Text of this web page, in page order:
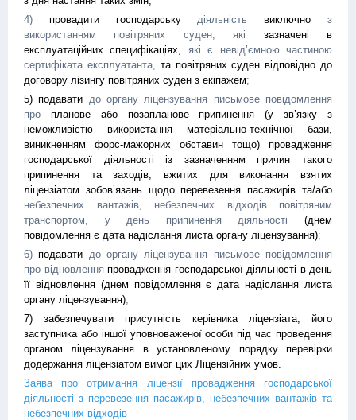
4) провадити господарськудіяльністьвиключно з
використанням повітряних суден, які зазначені в
експлуатаційних специфікаціях, які є невід’ємною частиною
сертифіката експлуатанта, та повітряних суден відповідно до
договору лізингу повітряних суден з екіпажем;
5) подавати до органу ліцензування письмове повідомлення
про планове або позапланове припинення (у зв’язку з
неможливістю використання матеріально-технічної бази,
виникненням форс-мажорних обставин тощо) провадження
господарської діяльності із зазначенням причин такого
припинення та заходів, вжитих для виконання взятих
ліцензіатом зобов’язань щодо перевезення пасажирів та/або
небезпечних вантажів, небезпечних відходів повітряним
транспортом, у день припинення діяльності (днем
повідомлення є дата надіслання листа органу ліцензування);
6)подавати до органу ліцензування письмове повідомлення
про відновлення провадження господарської діяльності в день
її відновлення (днем повідомлення є дата надіслання листа
органу ліцензування);
7) забезпечувати присутність керівника ліцензіата, його
заступника або іншої уповноваженої особи під час проведення
органом ліцензування в установленому порядку перевірки
додержання ліцензіатом вимог цих Ліцензійних умов.
Заява про отримання ліцензії провадження господарської
діяльності з перевезення пасажирів, небезпечних вантажів та
небезпечних відходів